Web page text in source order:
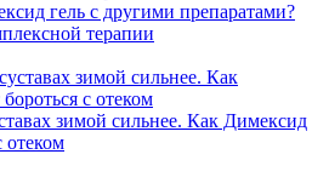
гель с другими препаратами?
терапии
зимой сильнее. Как Димексид
отеком